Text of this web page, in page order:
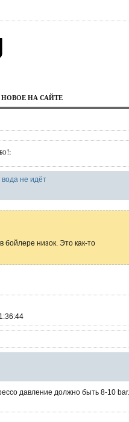
НОВОЕ НА САЙТЕ
не идёт
бойлере низок. Это как-то
давление должно быть 8-10 bar.